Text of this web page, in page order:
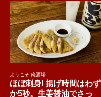
ようこそ!俺酒場
ほぼ刺身! 揚げ時間はわず
か5秒。生姜醤油でさっ